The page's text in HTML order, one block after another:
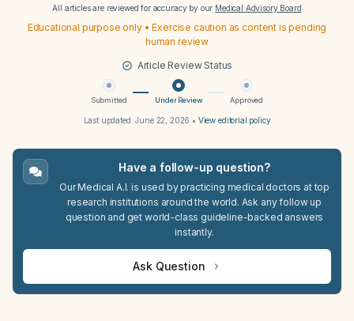
All articles are reviewed for accuracy by our Medical Advisory Board
Educational purpose only • Exercise caution as content is pending
human review
Article Review Status
Submitted Under Review Approved
Last updated:June 22, 2026 • View editorial policy
Have a follow-up question?
Our Medical A.I. is used by practicing medical doctors at top
research institutions around the world. Ask any follow up
question and get world-class guideline-backed answers
instantly.
Ask Question